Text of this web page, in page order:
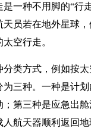
是一种不用脚的“行
天员若在地外星球
空行走。
分类方式，例如按
三种。一种是计
第三种是应急出
航天器顺利返回